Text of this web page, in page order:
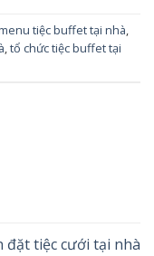
tiệc buffet tại nhà
tổ chức tiệc buffet tại
đặt tiệc cưới tại nhà